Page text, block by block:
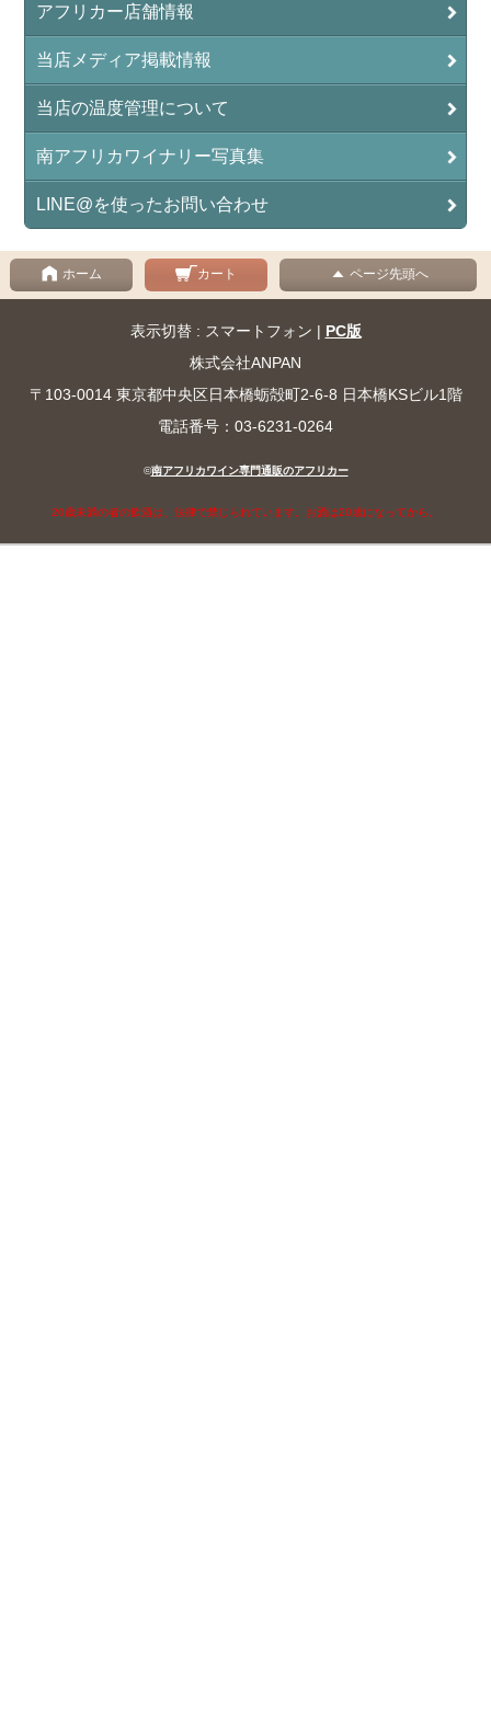
アフリカー店舗情報
当店メディア掲載情報
当店の温度管理について
南アフリカワイナリー写真集
LINE@を使ったお問い合わせ
ホーム カート ページ先頭へ
表示切替 : スマートフォン | PC版
株式会社ANPAN
〒103-0014 東京都中央区日本橋蛎殻町2-6-8 日本橋KSビル1階
電話番号：03-6231-0264
©南アフリカワイン専門通販のアフリカー
20歳未満の者の飲酒は、法律で禁じられています。お酒は20歳になってから。